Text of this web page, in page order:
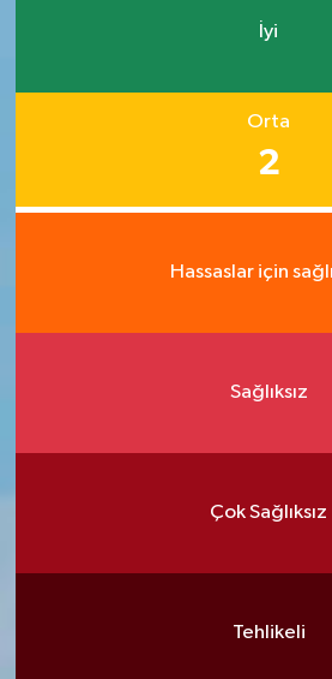
İyi
Orta
2
Hassaslar için
Sağlıksız
Çok Sağlıksız
Tehlikeli